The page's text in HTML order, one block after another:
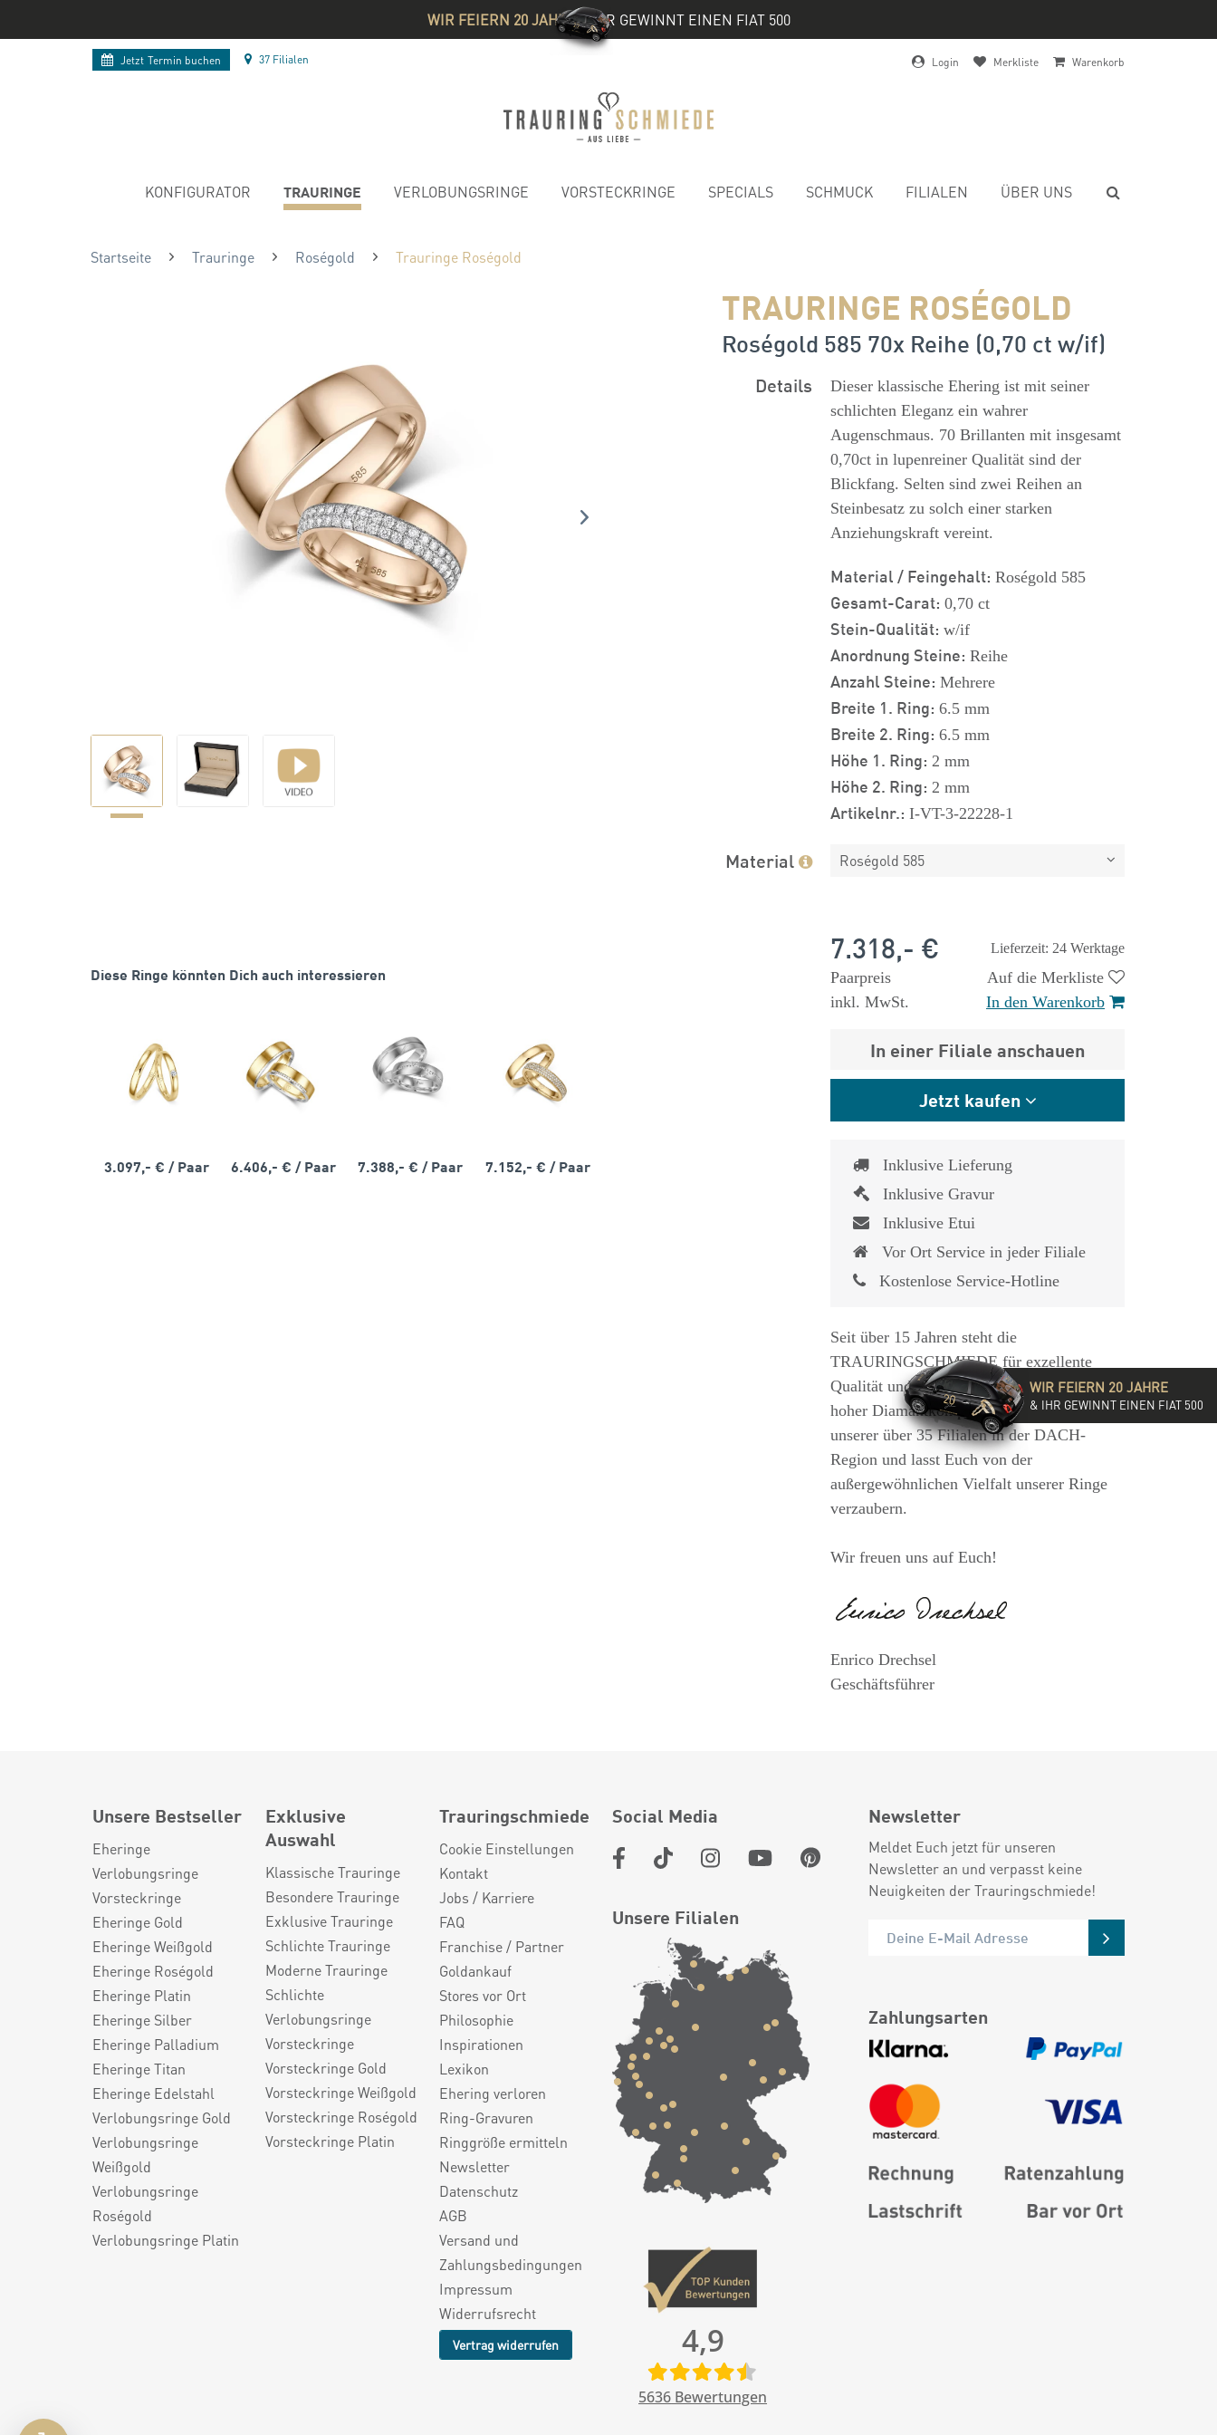
WIR FEIERN 20 JAHRE& IHR GEWINNT EINEN FIAT 500
Jetzt Termin buchen 37 Filialen Login Merkliste Warenkorb
KONFIGURATOR TRAURINGE VERLOBUNGSRINGE VORSTECKRINGE SPECIALS SCHMUCK FILIALEN ÜBER UNS
Startseite Trauringe Roségold Trauringe Roségold
TRAURINGE ROSÉGOLD
Roségold 585 70x Reihe (0,70 ct w/if)
Diese Ringe könnten Dich auch interessieren
3.097,- € / Paar 6.406,- €/ Paar 7.388,- €/ Paar 7.152,- € / Paar
Details
Dieser klassische Ehering ist mit seiner
schlichten Eleganz ein wahrer
Augenschmaus. 70 Brillanten mit insgesamt
0,70ct in lupenreiner Qualität sind der
Blickfang. Selten sind zwei Reihen an
Steinbesatz zu solch einer starken
Anziehungskraft vereint.
Material / Feingehalt: Roségold 585
Gesamt-Carat: 0,70 ct
Stein-Qualität: w/if
Anordnung Steine: Reihe
Anzahl Steine: Mehrere
Breite 1. Ring: 6.5 mm
Breite 2. Ring: 6.5 mm
Höhe 1. Ring: 2 mm
Höhe 2. Ring: 2 mm
Artikelnr.: I-VT-3-22228-1
Material Roségold 585
Lieferzeit: 24 Werktage
7.318,- €
Paarpreis
inkl. MwSt.
Auf die Merkliste
In den Warenkorb
In einer Filiale anschauen
Jetzt kaufen
Inklusive Lieferung
Inklusive Gravur
Inklusive Etui
Vor Ort Service in jeder Filiale
Kostenlose Service-Hotline
Seit über 15 Jahren steht die
TRAURINGSCHMIEDE für exzellente
Qualität und hochwertige Beratung mit
hoher Diamantkompetenz. Besucht eine
unserer über 35 Filialen in der DACH-
Region und lasst Euch von der
außergewöhnlichen Vielfalt unserer Ringe
verzaubern.
Wir freuen uns auf Euch!
Enrico Drechsel
Geschäftsführer
Unsere Bestseller
Eheringe
Verlobungsringe
Vorsteckringe
Eheringe Gold
Eheringe Weißgold
Eheringe Roségold
Eheringe Platin
Eheringe Silber
Eheringe Palladium
Eheringe Titan
Eheringe Edelstahl
Verlobungsringe Gold
Verlobungsringe
Weißgold
Verlobungsringe
Roségold
Verlobungsringe Platin
Exklusive
Auswahl
Klassische Trauringe
Besondere Trauringe
Exklusive Trauringe
Schlichte Trauringe
Moderne Trauringe
Schlichte
Verlobungsringe
Vorsteckringe
Vorsteckringe Gold
Vorsteckringe Weißgold
Vorsteckringe Roségold
Vorsteckringe Platin
Trauringschmiede
Cookie Einstellungen
Kontakt
Jobs / Karriere
FAQ
Franchise / Partner
Goldankauf
Stores vor Ort
Philosophie
Inspirationen
Lexikon
Ehering verloren
Ring-Gravuren
Ringgröße ermitteln
Newsletter
Datenschutz
AGB
Versand und
Zahlungsbedingungen
Impressum
Widerrufsrecht
Vertrag widerrufen
Social Media
Unsere Filialen
4,9
5636 Bewertungen
Newsletter
Meldet Euch jetzt für unseren
Newsletter an und verpasst keine
Neuigkeiten der Trauringschmiede!
Zahlungsarten
WIR FEIERN 20 JAHRE
& IHR GEWINNT EINEN FIAT 500